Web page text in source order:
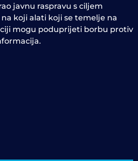
javnu raspravu s ciljem
koji alati koji se temelje na
mogu poduprijeti borbu protiv